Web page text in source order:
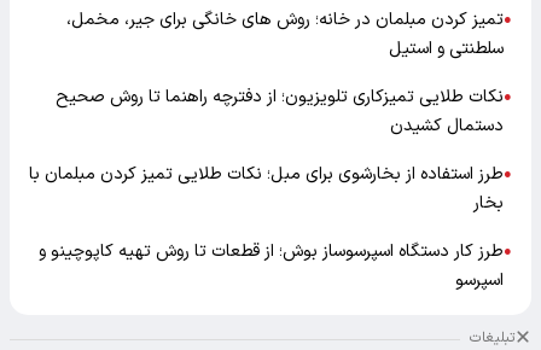
●تمیز کردن مبلمان در خانه؛ روش های خانگی برای جیر، مخمل،
سلطنتی و استیل
●نکات طلایی تمیزکاری تلویزیون؛ از دفترچه راهنما تا روش صحیح
دستمال کشیدن
●طرز استفاده از بخارشوی برای مبل؛ نکات طلایی تمیز کردن مبلمان با
بخار
●طرز کار دستگاه اسپرسوساز بوش؛ از قطعات تا روش تهیه کاپوچینو و
اسپرسو
تبلیغات